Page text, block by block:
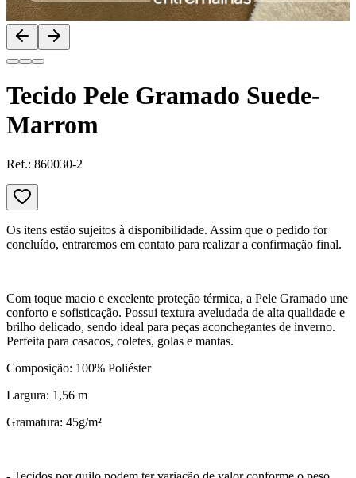
Tecido Pele Gramado Suede-
Marrom
Ref.: 860030-2
Os itens estão sujeitos à disponibilidade. Assim que o pedido for
concluído, entraremos em contato para realizar a confirmação final.
Com toque macio e excelente proteção térmica, a Pele Gramado une
conforto e sofisticação. Possui textura aveludada de alta qualidade e
brilho delicado, sendo ideal para peças aconchegantes de inverno.
Perfeita para casacos, coletes, golas e mantas.
Composição: 100% Poliéster
Largura: 1,56 m
Gramatura: 45g/m²